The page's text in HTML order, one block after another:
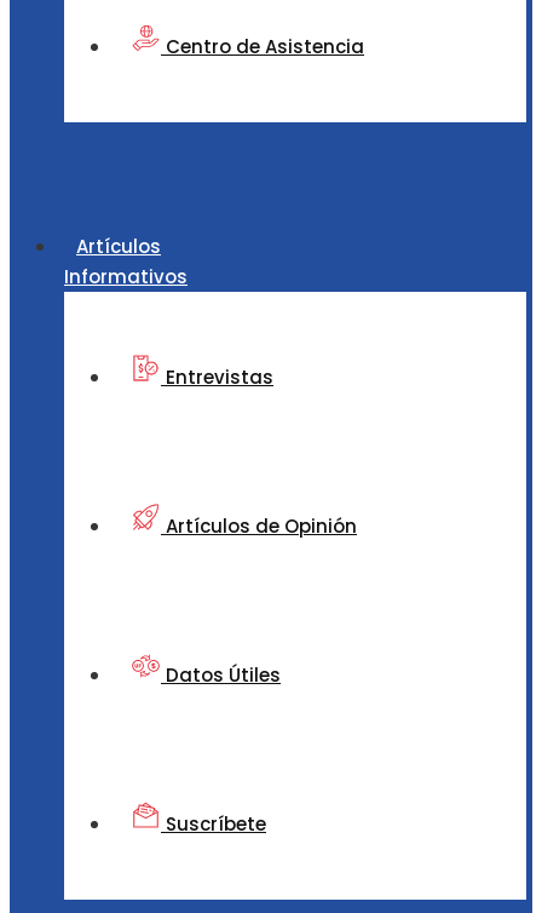
Centro de Asistencia
Artículos
Informativos
Entrevistas
Artículos de Opinión
Datos Útiles
Suscríbete